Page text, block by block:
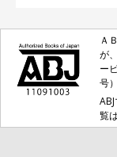
Ａ
が
ー
号
覧